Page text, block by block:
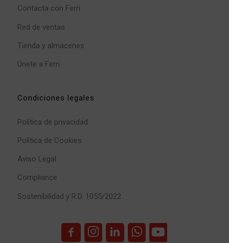
Contacta con Ferri
Red de ventas
Tienda y almacenes
Únete a Ferri
Condiciones legales
Política de privacidad
Política de Cookies
Aviso Legal
Compliance
Sostenibilidad y R.D. 1055/2022